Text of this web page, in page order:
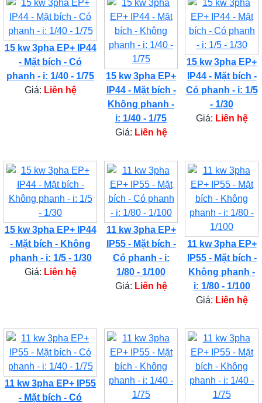
15 kw 3pha EP+ IP44
- Mặt bích - Có
phanh - i: 1/40 - 1/75
Giá: Liên hệ
15 kw 3pha EP+
IP44 - Mặt bích -
Không phanh -
i: 1/40 - 1/75
Giá: Liên hệ
15 kw 3pha EP+
IP44 - Mặt bích -
Có phanh - i: 1/5
- 1/30
Giá: Liên hệ
15 kw 3pha EP+ IP44
- Mặt bích - Không
phanh - i: 1/5 - 1/30
Giá: Liên hệ
11 kw 3pha EP+
IP55 - Mặt bích -
Có phanh - i:
1/80 - 1/100
Giá: Liên hệ
11 kw 3pha EP+
IP55 - Mặt bích -
Không phanh -
i: 1/80 - 1/100
Giá: Liên hệ
11 kw 3pha EP+ IP55
- Mặt bích - Có